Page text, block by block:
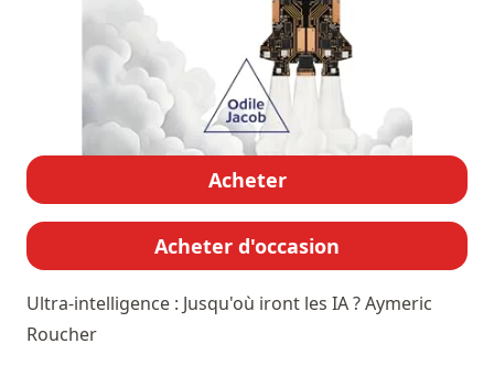
Acheter
Acheter d'occasion
Ultra-intelligence : Jusqu'où iront les IA ?Aymeric
Roucher